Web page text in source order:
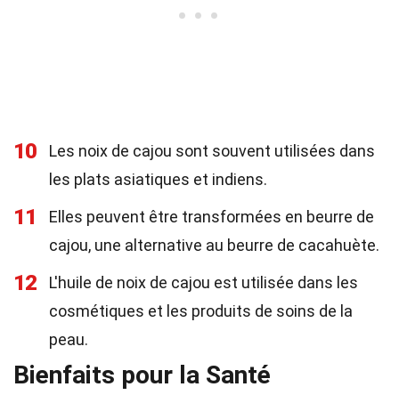
10
Les noix de cajou sont souvent utilisées dans
les plats asiatiques et indiens.
11
Elles peuvent être transformées en beurre de
cajou, une alternative au beurre de cacahuète.
12
L'huile de noix de cajou est utilisée dans les
cosmétiques et les produits de soins de la
peau.
Bienfaits pour la Santé